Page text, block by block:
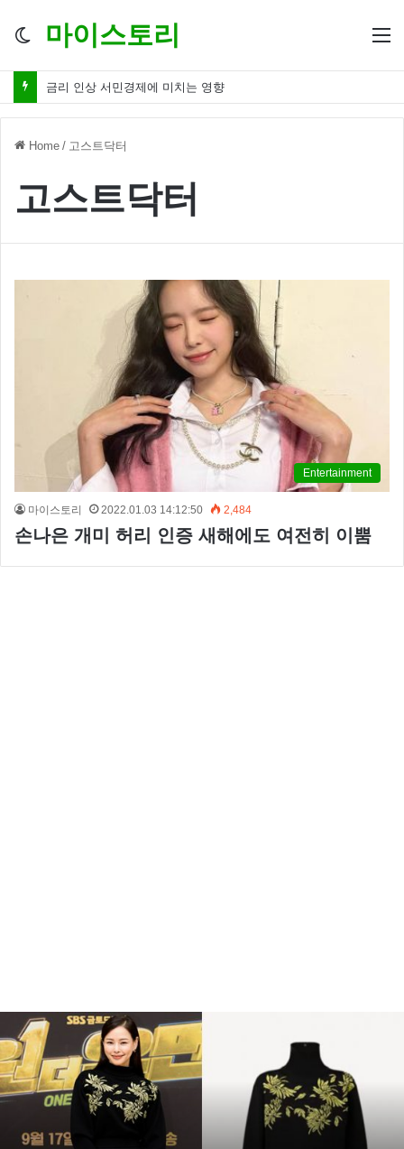
Switch
마이스토리
금리 인상 서민경제에 미치는 영향
Home / 고스트닥터
고스트닥터
Entertainment
마이스토리 2022.01.03 14:12:50 2,484
손나은 개미 허리 인증 새해에도 여전히 이뿜
하
늬
패
션